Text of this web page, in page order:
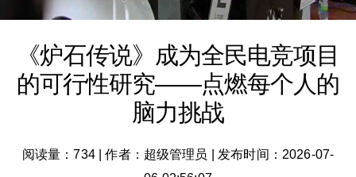
《炉石传说》成为全民电竞项目
的可行性研究——点燃每个人的
脑力挑战
阅读量：734|作者：超级管理员
发布时间：2026-07-